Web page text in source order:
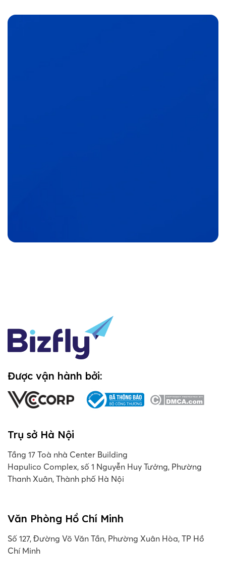
Được vận hành bởi:
Trụ sở Hà Nội
Tầng 17 Toà nhà Center Building
Hapulico Complex, số 1 Nguyễn Huy Tưởng, Phường
Thanh Xuân, Thành phố Hà Nội
Văn Phòng Hồ Chí Minh
Số 127, Đường Võ Văn Tần, Phường Xuân Hòa, TP Hồ
Chí Minh